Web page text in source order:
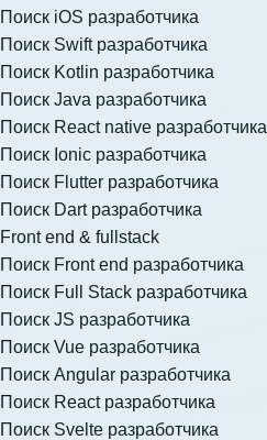
Поиск iOS разработчика
Поиск Swift разработчика
Поиск Kotlin разработчика
Поиск Java разработчика
Поиск React native разработчика
Поиск Ionic разработчика
Поиск Flutter разработчика
Поиск Dart разработчика
Front end & fullstack
Поиск Front end разработчика
Поиск Full Stack разработчика
Поиск JS разработчика
Поиск Vue разработчика
Поиск Angular разработчика
Поиск React разработчика
Поиск Svelte разработчика